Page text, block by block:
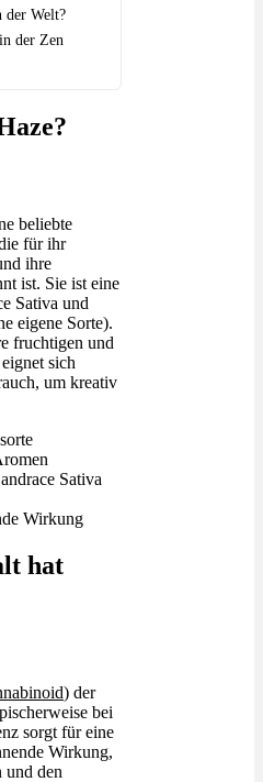
der Welt?
der Zen
beliebte
für ihr
ihre
ist. Sie ist eine
Sativa und
eigene Sorte).
fruchtigen und
sich
um kreativ
Sativa
Wirkung
hat
) der
bei
sorgt für eine
Wirkung,
und den